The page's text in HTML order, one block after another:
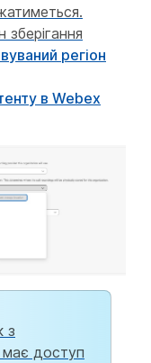
регіон
в Webex
з
доступ